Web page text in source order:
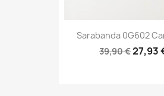
Sarabanda 0G602
39,90 €27,93